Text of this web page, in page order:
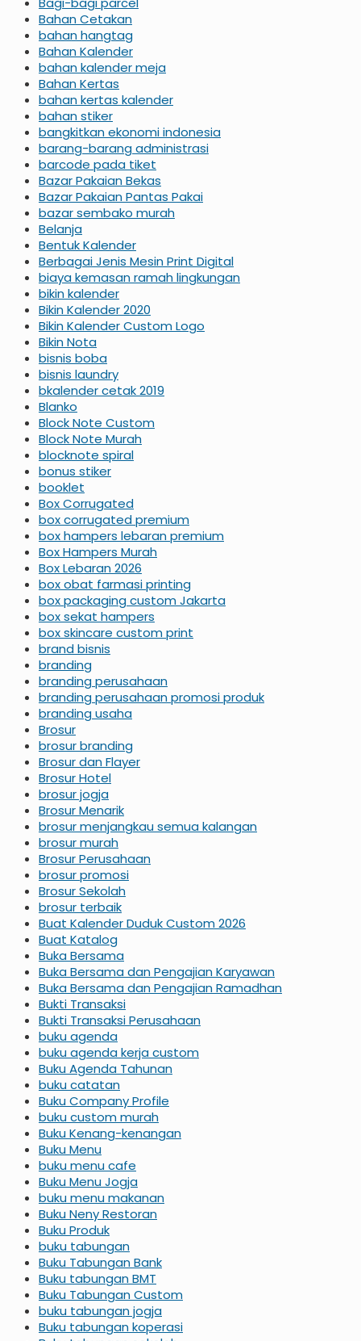
Bahan Cetakan
bahan hangtag
Bahan Kalender
bahan kalender meja
Bahan Kertas
bahan kertas kalender
bahan stiker
bangkitkan ekonomi indonesia
barang-barang administrasi
barcode pada tiket
Bazar Pakaian Bekas
Bazar Pakaian Pantas Pakai
bazar sembako murah
Belanja
Bentuk Kalender
Berbagai Jenis Mesin Print Digital
biaya kemasan ramah lingkungan
bikin kalender
Bikin Kalender 2020
Bikin Kalender Custom Logo
Bikin Nota
bisnis boba
bisnis laundry
bkalender cetak 2019
Blanko
Block Note Custom
Block Note Murah
blocknote spiral
bonus stiker
booklet
Box Corrugated
box corrugated premium
box hampers lebaran premium
Box Hampers Murah
Box Lebaran 2026
box obat farmasi printing
box packaging custom Jakarta
box sekat hampers
box skincare custom print
brand bisnis
branding
branding perusahaan
branding perusahaan promosi produk
branding usaha
Brosur
brosur branding
Brosur dan Flayer
Brosur Hotel
brosur jogja
Brosur Menarik
brosur menjangkau semua kalangan
brosur murah
Brosur Perusahaan
brosur promosi
Brosur Sekolah
brosur terbaik
Buat Kalender Duduk Custom 2026
Buat Katalog
Buka Bersama
Buka Bersama dan Pengajian Karyawan
Buka Bersama dan Pengajian Ramadhan
Bukti Transaksi
Bukti Transaksi Perusahaan
buku agenda
buku agenda kerja custom
Buku Agenda Tahunan
buku catatan
Buku Company Profile
buku custom murah
Buku Kenang-kenangan
Buku Menu
buku menu cafe
Buku Menu Jogja
buku menu makanan
Buku Neny Restoran
Buku Produk
buku tabungan
Buku Tabungan Bank
Buku tabungan BMT
Buku Tabungan Custom
buku tabungan jogja
Buku tabungan koperasi